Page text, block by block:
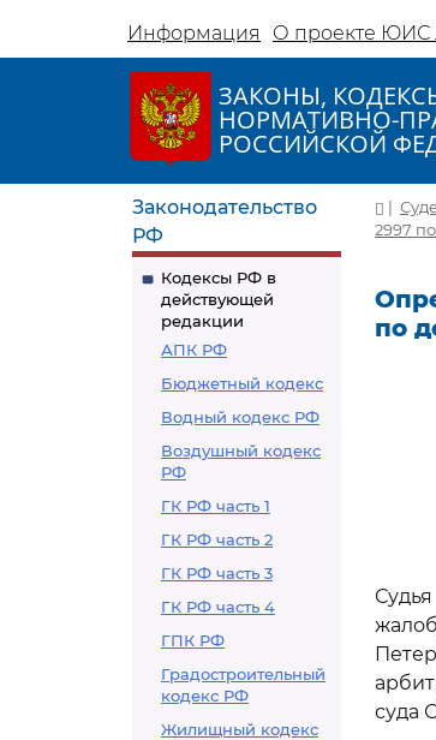
Информация О проекте ЮИС
ЗАКОНЫ,
НОРМАТИВНО-
РОССИЙСКОЙ
Законодательство
РФ
Кодексы РФ в
действующей
редакции
АПК РФ
Бюджетный кодекс
Водный кодекс РФ
Воздушный кодекс
РФ
ГК РФ часть 1
ГК РФ часть 2
ГК РФ часть 3
ГК РФ часть 4
ГПК РФ
Градостроительный
кодекс РФ
Жилищный кодекс
|
2997
по
суда